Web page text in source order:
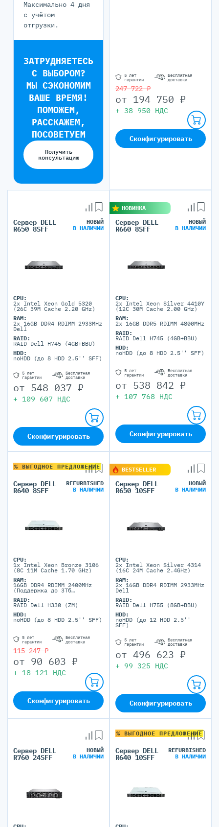
Максимально 4 дня
с учётом
отгрузки.
ЗАТРУДНЯЕТЕСЬ
С ВЫБОРОМ?
МЫ СЭКОНОМИМ
ВАШЕ ВРЕМЯ!
ПОМОЖЕМ,
РАССКАЖЕМ,
ПОСОВЕТУЕМ
Получить
консультацию
5 лет
гарантии
Бесплатная
доставка
247 722 ₽
от 194 750 ₽
+ 38 950 НДС
Сконфигурировать
Сервер DELL
R650 8SFF
НОВЫЙ
В НАЛИЧИИ
CPU:
2x Intel Xeon Gold 5320
(26C 39M Cache 2.20 GHz)
RAM:
2x 16GB DDR4 RDIMM 2933MHz
Dell
RAID:
RAID Dell H745 (4GB+BBU)
HDD:
noHDD (до 8 HDD 2.5'' SFF)
5 лет
гарантии
Бесплатная
доставка
от 548 037 ₽
+ 109 607 НДС
Сконфигурировать
НОВИНКА
Сервер DELL
R660 8SFF
НОВЫЙ
В НАЛИЧИИ
CPU:
2x Intel Xeon Silver 4410Y
(12C 30M Cache 2.00 GHz)
RAM:
2x 16GB DDR5 RDIMM 4800MHz
RAID:
RAID Dell H745 (4GB+BBU)
HDD:
noHDD (до 8 HDD 2.5'' SFF)
5 лет
гарантии
Бесплатная
доставка
от 538 842 ₽
+ 107 768 НДС
Сконфигурировать
% ВЫГОДНОЕ ПРЕДЛОЖЕНИЕ
Сервер DELL
R640 8SFF
REFURBISHED
В НАЛИЧИИ
CPU:
1x Intel Xeon Bronze 3106
(8C 11M Cache 1.70 GHz)
RAM:
16GB DDR4 RDIMM 2400MHz
(Поддержка до 3Тб
портов)
RAID:
RAID Dell H330 (ZM)
HDD:
noHDD (до 8 HDD 2.5'' SFF)
5 лет
гарантии
Бесплатная
доставка
115 247 ₽
от 90 603 ₽
+ 18 121 НДС
Сконфигурировать
BESTSELLER
Сервер DELL
R650 10SFF
НОВЫЙ
В НАЛИЧИИ
CPU:
2x Intel Xeon Silver 4314
(16C 24M Cache 2.4GHz)
RAM:
2x 16GB DDR4 RDIMM 2933MHz
Dell
RAID:
RAID Dell H755 (8GB+BBU)
HDD:
noHDD (до 12 HDD 2.5''
SFF)
5 лет
гарантии
Бесплатная
доставка
от 496 623 ₽
+ 99 325 НДС
Сконфигурировать
Сервер DELL
R760 24SFF
НОВЫЙ
В НАЛИЧИИ
% ВЫГОДНОЕ ПРЕДЛОЖЕНИЕ
Сервер DELL
R640 10SFF
REFURBISHED
В НАЛИЧИИ